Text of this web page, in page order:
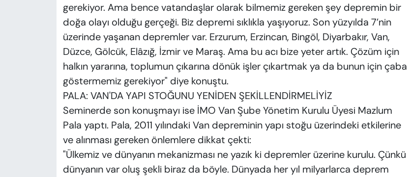
gerekiyor. Ama bence vatandaşlar olarak bilmemiz gereken şey depremin bir
doğa olayı olduğu gerçeği. Biz depremi sıklıkla yaşıyoruz. Son yüzyılda 7’nin
üzerinde yaşanan depremler var. Erzurum, Erzincan, Bingöl, Diyarbakır, Van,
Düzce, Gölcük, Elâzığ, İzmir ve Maraş. Ama bu acı bize yeter artık. Çözüm için
halkın yararına, toplumun çıkarına dönük işler çıkartmak ya da bunun için çaba
göstermemiz gerekiyor" diye konuştu.
PALA: VAN'DA YAPI STOĞUNU YENİDEN ŞEKİLLENDİRMELİYİZ
Seminerde son konuşmayı ise İMO Van Şube Yönetim Kurulu Üyesi Mazlum
Pala yaptı. Pala, 2011 yılındaki Van depreminin yapı stoğu üzerindeki etkilerine
ve alınması gereken önlemlere dikkat çekti:
"Ülkemiz ve dünyanın mekanizması ne yazık ki depremler üzerine kurulu. Çünkü
dünyanın var oluş şekli biraz da böyle. Dünyada her yıl milyarlarca deprem